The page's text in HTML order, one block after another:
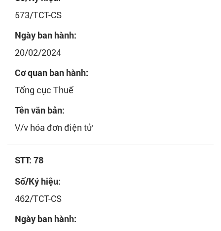
573/TCT-CS
Ngày ban hành:
20/02/2024
Cơ quan ban hành:
Tổng cục Thuế
Tên văn bản:
V/v hóa đơn điện tử
STT: 78
Số/Ký hiệu:
462/TCT-CS
Ngày ban hành: